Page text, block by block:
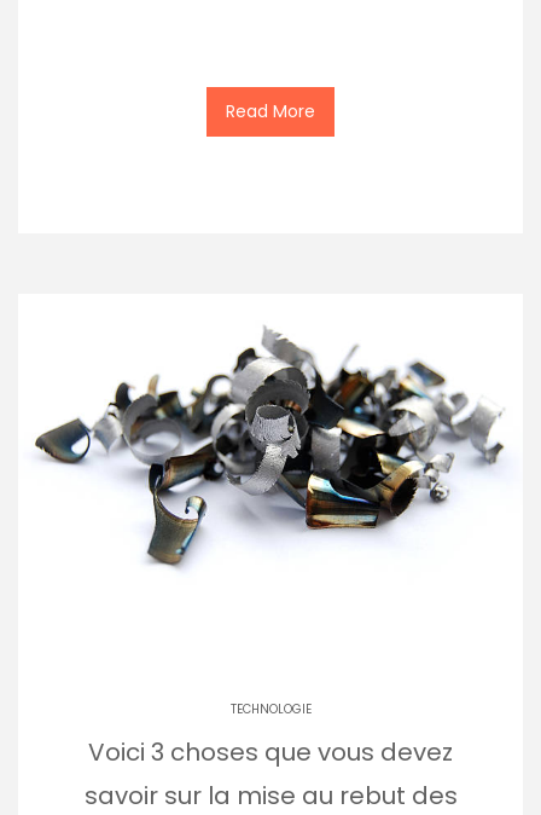
Read More
TECHNOLOGIE
Voici 3 choses que vous devez
savoir sur la mise au rebut des